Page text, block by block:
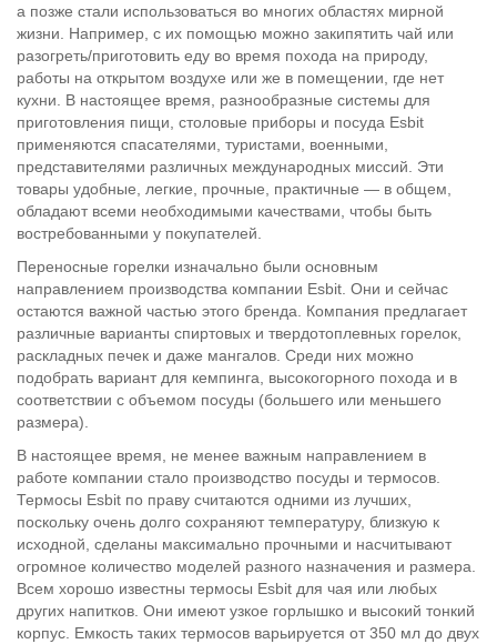
а позже стали использоваться во многих областях мирной
жизни. Например, с их помощью можно закипятить чай или
разогреть/приготовить еду во время похода на природу,
работы на открытом воздухе или же в помещении, где нет
кухни. В настоящее время, разнообразные системы для
приготовления пищи, столовые приборы и посуда Esbit
применяются спасателями, туристами, военными,
представителями различных международных миссий. Эти
товары удобные, легкие, прочные, практичные — в общем,
обладают всеми необходимыми качествами, чтобы быть
востребованными у покупателей.
Переносные горелки изначально были основным
направлением производства компании Esbit. Они и сейчас
остаются важной частью этого бренда. Компания предлагает
различные варианты спиртовых и твердотоплевных горелок,
раскладных печек и даже мангалов. Среди них можно
подобрать вариант для кемпинга, высокогорного похода и в
соответствии с объемом посуды (большего или меньшего
размера).
В настоящее время, не менее важным направлением в
работе компании стало производство посуды и термосов.
Термосы Esbit по праву считаются одними из лучших,
поскольку очень долго сохраняют температуру, близкую к
исходной, сделаны максимально прочными и насчитывают
огромное количество моделей разного назначения и размера.
Всем хорошо известны термосы Esbit для чая или любых
других напитков. Они имеют узкое горлышко и высокий тонкий
корпус. Емкость таких термосов варьируется от 350 мл до двух